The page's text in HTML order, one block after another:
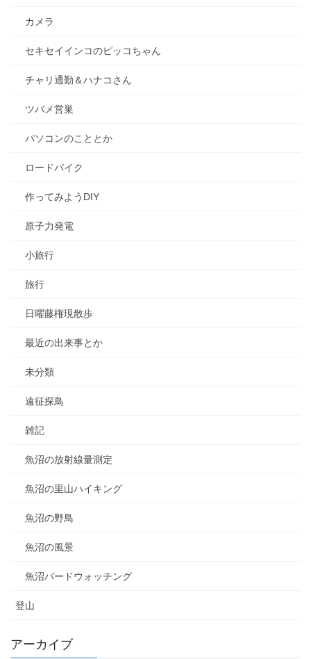
カメラ
セキセイインコのピッコちゃん
チャリ通勤＆ハナコさん
ツバメ営巣
パソコンのこととか
ロードバイク
作ってみようDIY
原子力発電
小旅行
旅行
日曜藤権現散歩
最近の出来事とか
未分類
遠征探鳥
雑記
魚沼の放射線量測定
魚沼の里山ハイキング
魚沼の野鳥
魚沼の風景
魚沼バードウォッチング
登山
アーカイブ